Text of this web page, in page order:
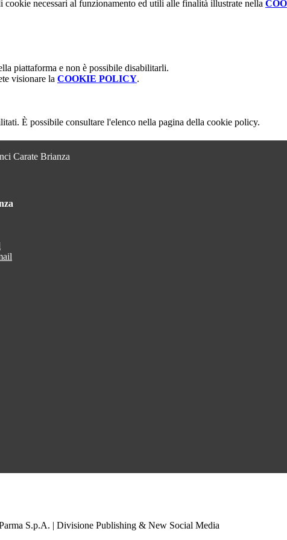
necessari al funzionamento ed utili alle finalità illustrate nella
piattaforma e non è possibile disabilitarli.
visionare la COOKIE POLICY.
È possibile consultare l'elenco nella pagina della cookie policy.
Carate Brianza
S.p.A. | Divisione Publishing & New Social Media